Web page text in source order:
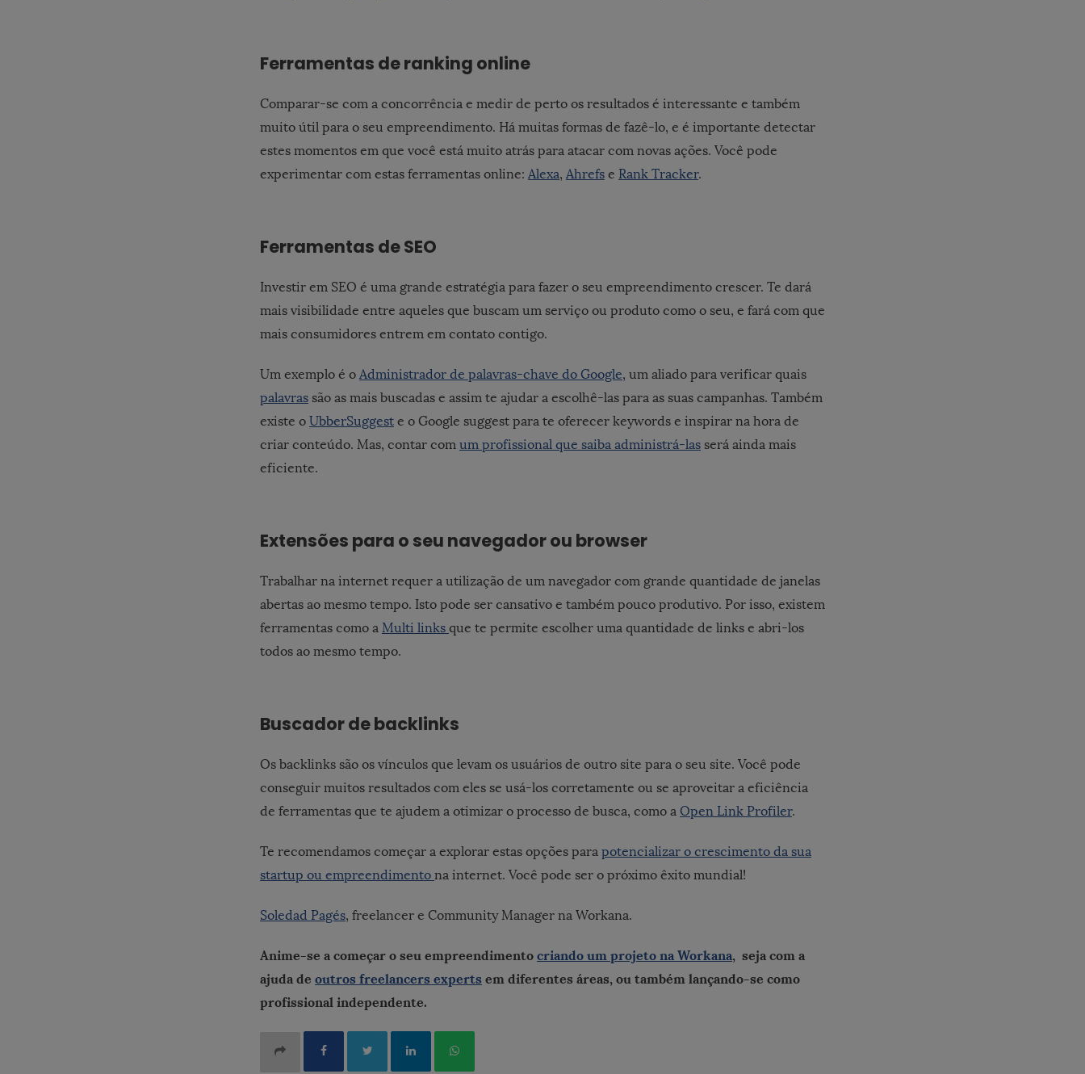
Ferramentas de ranking online
Comparar-se com a concorrência e medir de perto os resultados é interessante e também
muito útil para o seu empreendimento. Há muitas formas de fazê-lo, e é importante detectar
estes momentos em que você está muito atrás para atacar com novas ações. Você pode
experimentar com estas ferramentas online: Alexa, Ahrefs e Rank Tracker.
Ferramentas de SEO
Investir em SEO é uma grande estratégia para fazer o seu empreendimento crescer. Te dará
mais visibilidade entre aqueles que buscam um serviço ou produto como o seu, e fará com que
mais consumidores entrem em contato contigo.
Um exemplo é o Administrador de palavras-chave do Google, um aliado para verificar quais
palavras são as mais buscadas e assim te ajudar a escolhê-las para as suas campanhas. Também
existe o UbberSuggest e o Google suggest para te oferecer keywords e inspirar na hora de
criar conteúdo. Mas, contar com um profissional que saiba administrá-las será ainda mais
eficiente.
Extensões para o seu navegador ou browser
Trabalhar na internet requer a utilização de um navegador com grande quantidade de janelas
abertas ao mesmo tempo. Isto pode ser cansativo e também pouco produtivo. Por isso, existem
ferramentas como a Multi links que te permite escolher uma quantidade de links e abri-los
todos ao mesmo tempo.
Buscador de backlinks
Os backlinks são os vínculos que levam os usuários de outro site para o seu site. Você pode
conseguir muitos resultados com eles se usá-los corretamente ou se aproveitar a eficiência
de ferramentas que te ajudem a otimizar o processo de busca, como a Open Link Profiler.
Te recomendamos começar a explorar estas opções para potencializar o crescimento da sua
startup ou empreendimento na internet. Você pode ser o próximo êxito mundial!
Soledad Pagés, freelancer e Community Manager na Workana.
Anime-se a começar o seu empreendimento criando um projeto na Workana, seja com a
ajuda de outros freelancers experts em diferentes áreas, ou também lançando-se como
profissional independente.